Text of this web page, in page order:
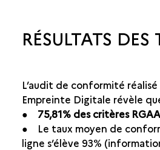
RÉSULTATS DES
L’audit de conformité
Empreinte Digitale révèle
● 75,81% des critères
● Le taux moyen de
ligne s’élève 93%